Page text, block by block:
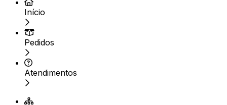
Início
Pedidos
Atendimentos